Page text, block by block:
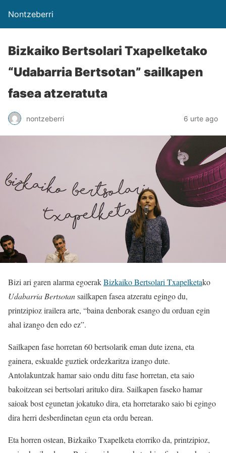
Nontzeberri
Bizkaiko Bertsolari Txapelketako
“Udabarria Bertsotan” sailkapen
fasea atzeratuta
nontzeberri 6 urte ago
Bizi ari garen alarma egoerakBizkaiko Bertsolari Txapelketako
Udabarria Bertsotansailkapen fasea atzeratu egingo du,
printzipioz irailera arte, “baina denborak esango du orduan egin
ahal izango den edo ez”.
Sailkapen fase horretan 60 bertsolarik eman dute izena, eta
gainera, eskualde guztiek ordezkaritza izango dute.
Antolakuntzak hamar saio ondu ditu fase horretan, eta saio
bakoitzean sei bertsolari arituko dira. Sailkapen faseko hamar
saioak bost egunetan jokatuko dira, eta horretarako saio bi egingo
dira herri desberdinetan egun eta ordu berean.
Eta horren ostean, Bizkaiko Txapelketa etorriko da, printzipioz,